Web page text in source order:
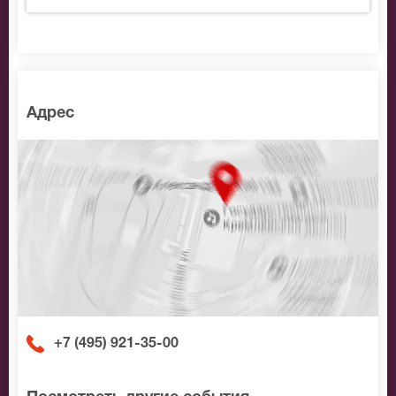
Адрес
+7 (495) 921-35-00